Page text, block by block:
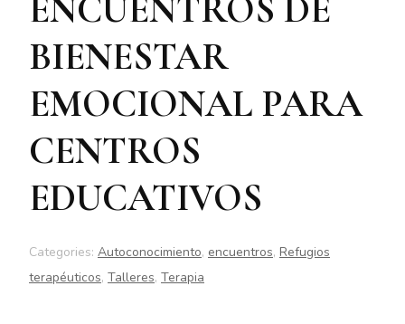
ENCUENTROS DE
BIENESTAR
EMOCIONAL PARA
CENTROS
EDUCATIVOS
Categories: Autoconocimiento, encuentros, Refugios
terapéuticos, Talleres, Terapia